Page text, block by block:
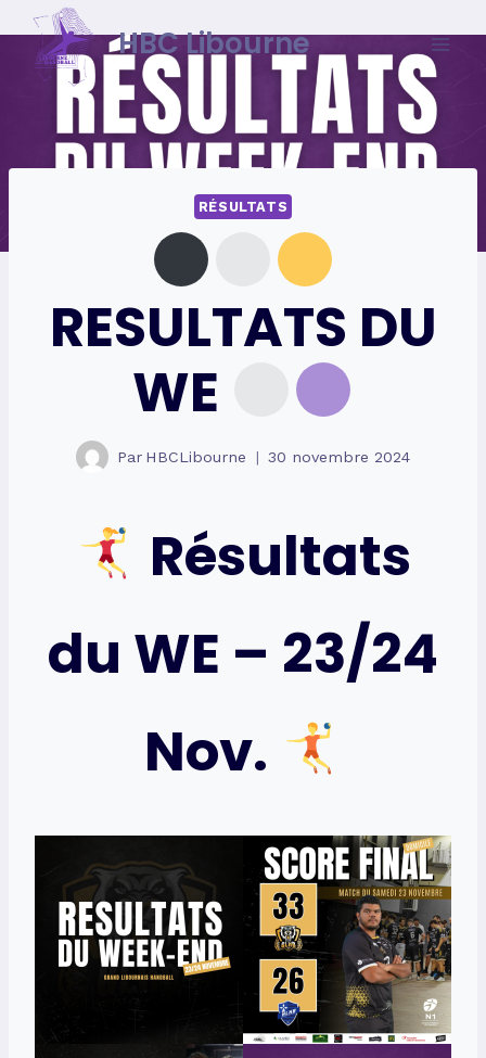
Skip
content
HBC Libourne
RÉSULTATS
RESULTATS DU
WE
Par HBCLibourne 30 novembre 2024
Résultats
du WE – 23/24
Nov.